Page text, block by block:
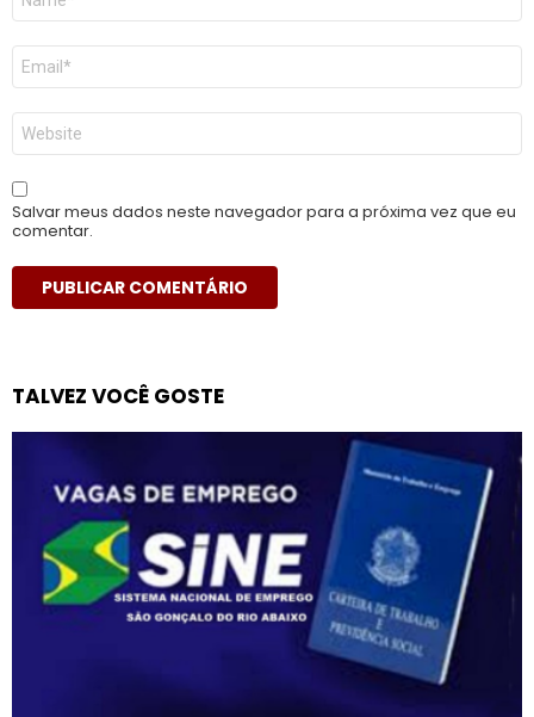
E-
mail
*
Site
Salvar meus dados neste navegador para a próxima vez que eu
comentar.
TALVEZ VOCÊ GOSTE